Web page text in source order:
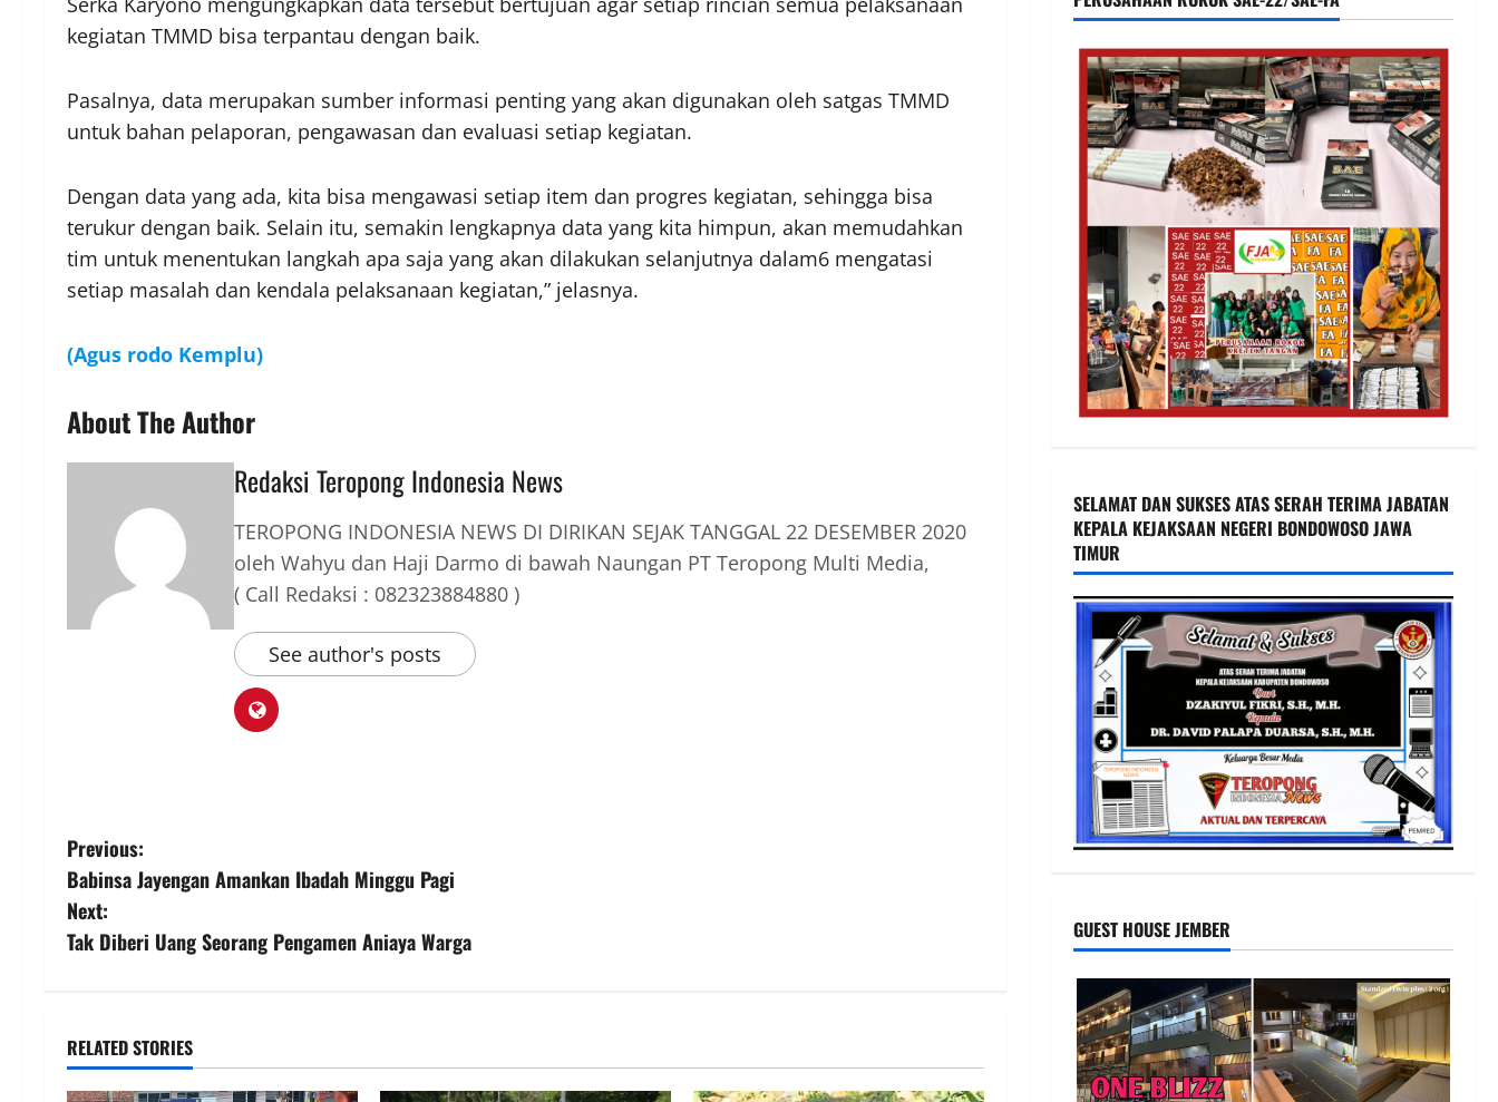
kegiatan TMMD bisa terpantau dengan baik.
Pasalnya, data merupakan sumber informasi penting yang akan digunakan oleh satgas TMMD
untuk bahan pelaporan, pengawasan dan evaluasi setiap kegiatan.
Dengan data yang ada, kita bisa mengawasi setiap item dan progres kegiatan, sehingga bisa
terukur dengan baik. Selain itu, semakin lengkapnya data yang kita himpun, akan memudahkan
tim untuk menentukan langkah apa saja yang akan dilakukan selanjutnya dalam6 mengatasi
setiap masalah dan kendala pelaksanaan kegiatan,” jelasnya.
(Agus rodo Kemplu)
About The Author
Redaksi Teropong Indonesia News
TEROPONG INDONESIA NEWS DI DIRIKAN SEJAK TANGGAL 22 DESEMBER 2020
oleh Wahyu dan Haji Darmo di bawah Naungan PT Teropong Multi Media,
( Call Redaksi : 082323884880 )
See author's posts
P
o
s
n
a
Previous:
Babinsa Jayengan Amankan Ibadah Minggu Pagi
Next:
Tak Diberi Uang Seorang Pengamen Aniaya Warga
RELATED STORIES
SELAMAT DAN SUKSES ATAS SERAH TERIMA JABATAN
KEPALA KEJAKSAAN NEGERI BONDOWOSO JAWA
TIMUR
GUEST HOUSE JEMBER